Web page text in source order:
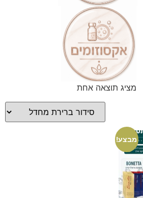
מציג תוצאה אחת
מבצע!